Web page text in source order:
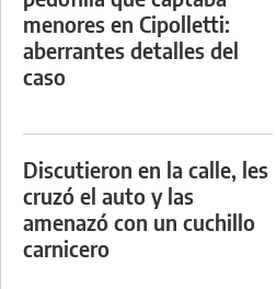
menores en Cipolletti:
aberrantes detalles del
caso
Discutieron en la calle, les
cruzó el auto y las
amenazó con un cuchillo
carnicero